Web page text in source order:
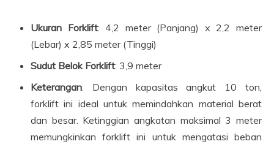
Ukuran Forklift: 4,2 meter (Panjang) x 2,2 meter
(Lebar) x 2,85 meter (Tinggi)
Sudut Belok Forklift: 3,9 meter
Keterangan: Dengan kapasitas angkut 10 ton,
forklift ini ideal untuk memindahkan material berat
dan besar. Ketinggian angkatan maksimal 3 meter
memungkinkan forklift ini untuk mengatasi beban